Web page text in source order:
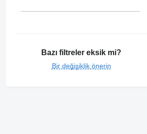
Bazı filtreler eksik mi?
Bir değişiklik önerin